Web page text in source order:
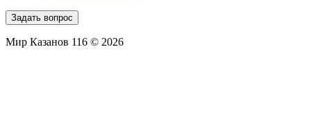
Задать вопрос
Мир Казанов 116 © 2026